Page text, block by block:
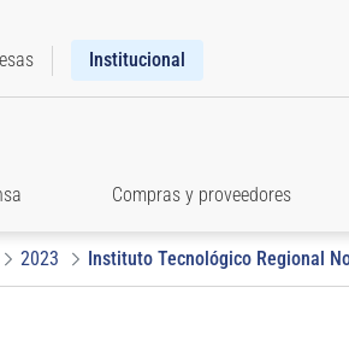
Institucional
Compras y proveedores
2023 Instituto Tecnológico Regional